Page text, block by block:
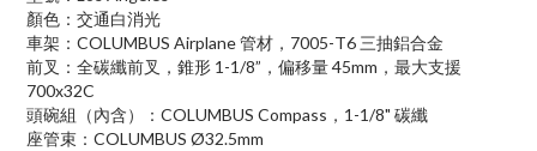
顏色：交通白消光
車架：COLUMBUS Airplane 管材，7005-T6 三抽鋁合金
前叉：全碳纖前叉，錐形 1-1/8”，偏移量 45mm，最大支援
700x32C
頭碗組（內含）：COLUMBUS Compass，1-1/8" 碳纖
座管束：COLUMBUS Ø32.5mm